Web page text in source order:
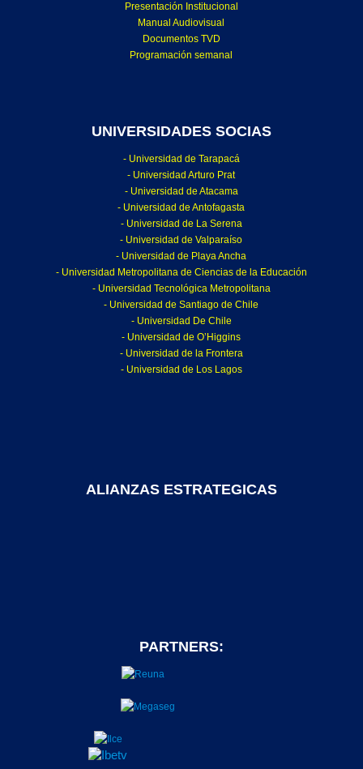
Presentación Institucional
Manual Audiovisual
Documentos TVD
Programación semanal
UNIVERSIDADES SOCIAS
- Universidad de Tarapacá
- Universidad Arturo Prat
- Universidad de Atacama
- Universidad de Antofagasta
- Universidad de La Serena
- Universidad de Valparaíso
- Universidad de Playa Ancha
- Universidad Metropolitana de Ciencias de la Educación
- Universidad Tecnológica Metropolitana
- Universidad de Santiago de Chile
- Universidad De Chile
- Universidad de O’Higgins
- Universidad de la Frontera
- Universidad de Los Lagos
ALIANZAS ESTRATEGICAS
PARTNERS: